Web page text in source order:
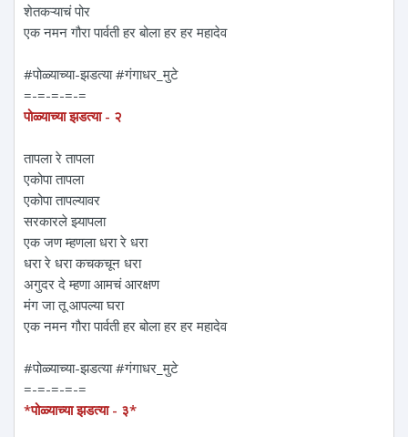
शेतकऱ्याचं पोर
एक नमन‌ गौरा पार्वती हर बोला हर हर महादेव
#पोळ्याच्या-झडत्या #गंगाधर_मुटे
=-=-=-=-=
पोळ्याच्या झडत्या - २
तापला रे तापला
एकोपा तापला
एकोपा तापल्यावर
सरकारले झ्यापला
एक जण म्हणला धरा रे धरा
धरा रे धरा कचकचून धरा
अगुदर दे म्हणा आमचं आरक्षण
मंग जा तू आपल्या घरा
एक नमन‌ गौरा पार्वती हर बोला हर हर महादेव
#पोळ्याच्या-झडत्या #गंगाधर_मुटे
=-=-=-=-=
*पोळ्याच्या झडत्या - ३*